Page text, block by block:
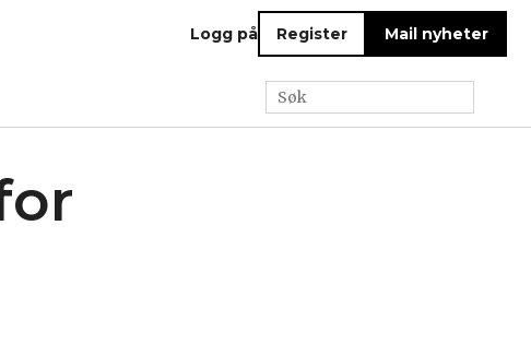
Logg på Register Mail nyheter